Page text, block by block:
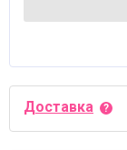
Доставка